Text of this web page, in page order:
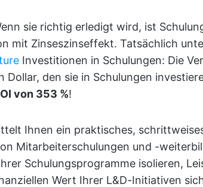
sie richtig erledigt wird, ist
mit Zinseszinseffekt. Tatsächlich
Investitionen in Schulungen: Die
Dollar, den sie in Schulungen
von 353 %!
Ihnen ein praktisches,
Mitarbeiterschulungen und -
Schulungsprogramme isolieren,
Wert Ihrer L&D-Initiativen